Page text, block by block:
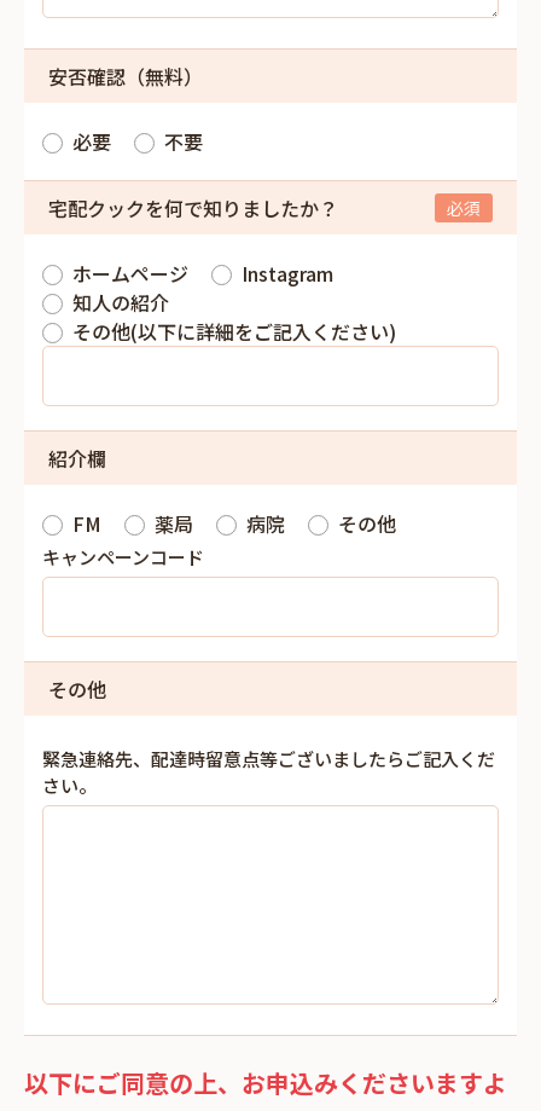
安否確認（無料）
必要 不要
宅配クックを何で知りましたか？
ホームページ
Instagram
知人の紹介
その他(以下に詳細をご記入ください)
紹介欄
FM 薬局 病院 その他
キャンペーンコード
その他
緊急連絡先、配達時留意点等ございましたらご記入くだ
さい。
以下にご同意の上、お申込みくださいますよ